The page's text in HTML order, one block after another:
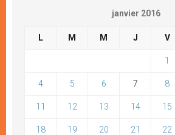
janvier 2016
L M M J V
1
4 5 6 7 8
11 12 13 14 15
18 19 20 21 22